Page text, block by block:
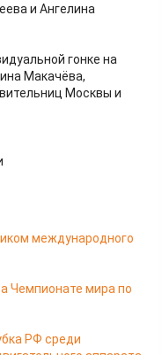
и Ангелина
гонке на
Макачёва,
Москвы и
международного
Чемпионате мира по
РФ среди